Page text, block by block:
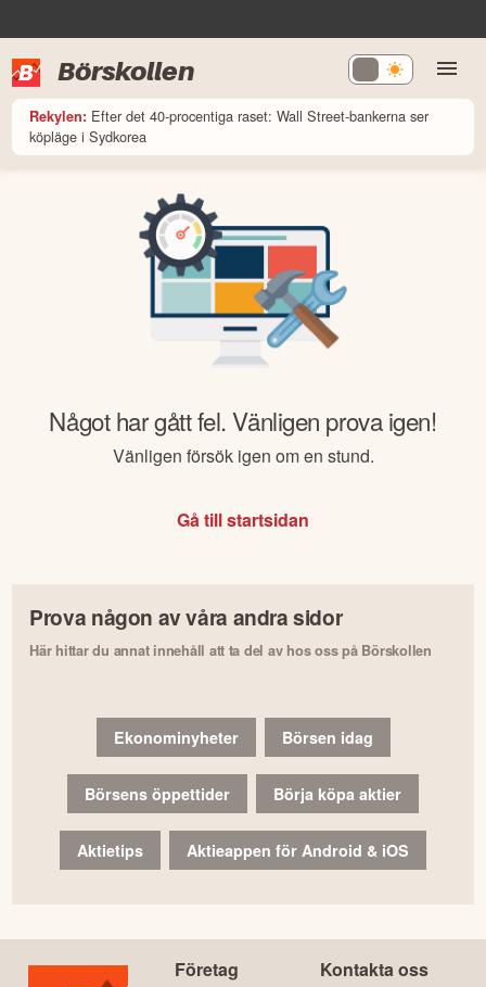
Börskollen
Rekylen: Efter det 40-procentiga raset: Wall Street-bankerna ser
köpläge i Sydkorea
Något har gått fel. Vänligen prova igen!
Vänligen försök igen om en stund.
Gå till startsidan
Prova någon av våra andra sidor
Här hittar du annat innehåll att ta del av hos oss på Börskollen
Ekonominyheter Börsen idag
Börsens öppettider Börja köpa aktier
Aktietips Aktieappen för Android & iOS
Företag Kontakta oss